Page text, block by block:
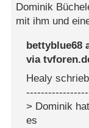
Dominik
mit ihm und
bettyblue68
via
Healy
> Dominik
es